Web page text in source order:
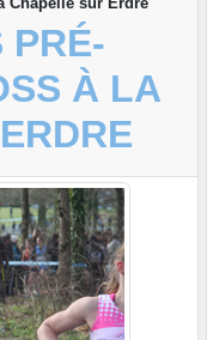
PRÉ-
À LA